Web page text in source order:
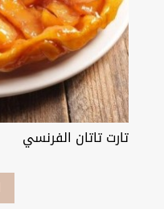
تارت تاتان الفرنسي